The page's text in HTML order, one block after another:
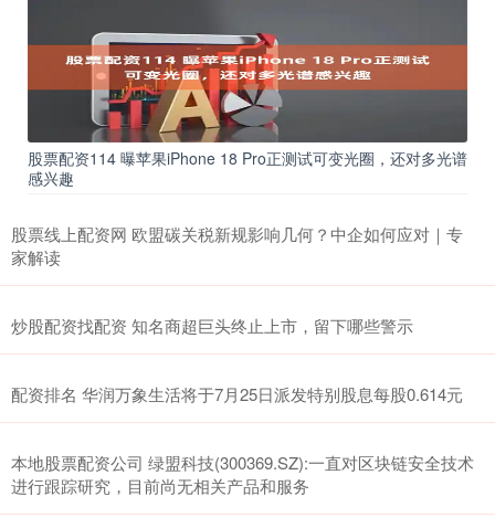
股票配资114 曝苹果iPhone 18 Pro正测试可变光圈，还对多光谱
感兴趣
股票线上配资网 欧盟碳关税新规影响几何？中企如何应对｜专
家解读
炒股配资找配资 知名商超巨头终止上市，留下哪些警示
配资排名 华润万象生活将于7月25日派发特别股息每股0.614元
本地股票配资公司 绿盟科技(300369.SZ):一直对区块链安全技术
进行跟踪研究，目前尚无相关产品和服务